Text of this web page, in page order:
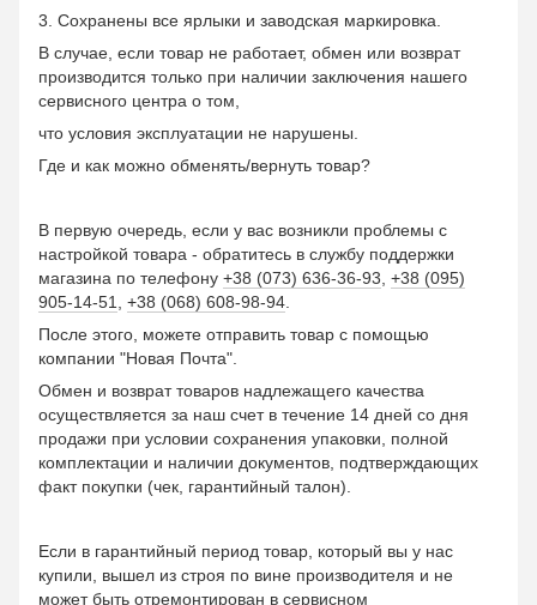
3. Сохранены все ярлыки и заводская маркировка.
В случае, если товар не работает, обмен или возврат
производится только при наличии заключения нашего
сервисного центра о том,
что условия эксплуатации не нарушены.
Где и как можно обменять/вернуть товар?
В первую очередь, если у вас возникли проблемы с
настройкой товара - обратитесь в службу поддержки
магазина по телефону +38 (073) 636-36-93, +38 (095)
905-14-51, +38 (068) 608-98-94.
После этого, можете отправить товар с помощью
компании "Новая Почта".
Обмен и возврат товаров надлежащего качества
осуществляется за наш счет в течение 14 дней со дня
продажи при условии сохранения упаковки, полной
комплектации и наличии документов, подтверждающих
факт покупки (чек, гарантийный талон).
Если в гарантийный период товар, который вы у нас
купили, вышел из строя по вине производителя и не
может быть отремонтирован в сервисном